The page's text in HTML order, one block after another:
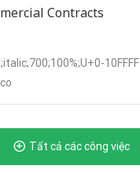
Contracts
10FFFF
Tất cả các công việc